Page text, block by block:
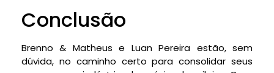
Conclusão
Brenno & Matheus e Luan Pereira estão, sem
dúvida, no caminho certo para consolidar seus